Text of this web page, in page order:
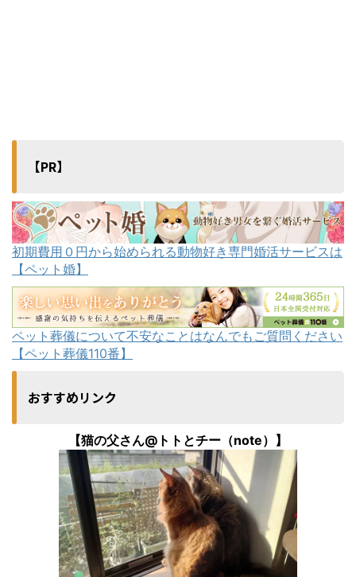
【PR】
初期費用０円から始められる動物好き専門婚活サービスは
【ペット婚】
ペット葬儀について不安なことはなんでもご質問ください
【ペット葬儀110番】
おすすめリンク
【猫の父さん@トトとチー（note）】